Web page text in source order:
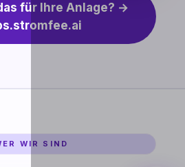
für Ihre Anlage? →
WIR SIND